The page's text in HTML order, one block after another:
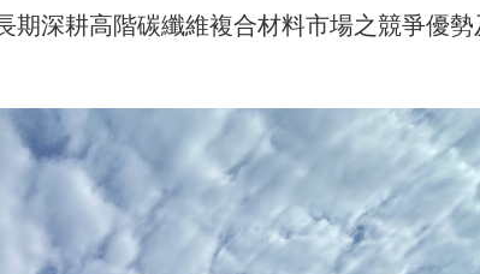
期深耕高階碳纖維複合材料市場之競爭優勢